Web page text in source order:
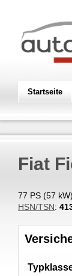
Startseite
Fiat
77 PS (57 kW
HSN/TSN: